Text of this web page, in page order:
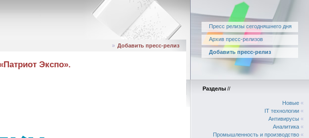
Пресс релизы сегодняшнего дня
Архив пресс-релизов
Добавить пресс-релиз
» Добавить пресс-релиз
Экспо».
Разделы //
Новые «
IT технологии «
Антивирусы «
Аналитика «
Промышленность и производство «